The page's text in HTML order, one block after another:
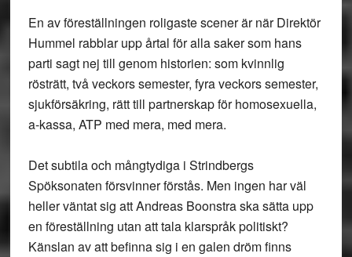
En av föreställningen roligaste scener är när Direktör
Hummel rabblar upp årtal för alla saker som hans
parti sagt nej till genom historien: som kvinnlig
rösträtt, två veckors semester, fyra veckors semester,
sjukförsäkring, rätt till partnerskap för homosexuella,
a-kassa, ATP med mera, med mera.
Det subtila och mångtydiga i Strindbergs
Spöksonaten försvinner förstås. Men ingen har väl
heller väntat sig att Andreas Boonstra ska sätta upp
en föreställning utan att tala klarspråk politiskt?
Känslan av att befinna sig i en galen dröm finns